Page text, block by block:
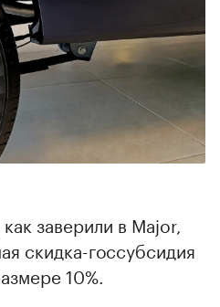
заверили в Major,
скидка-госсубсидия
10%.